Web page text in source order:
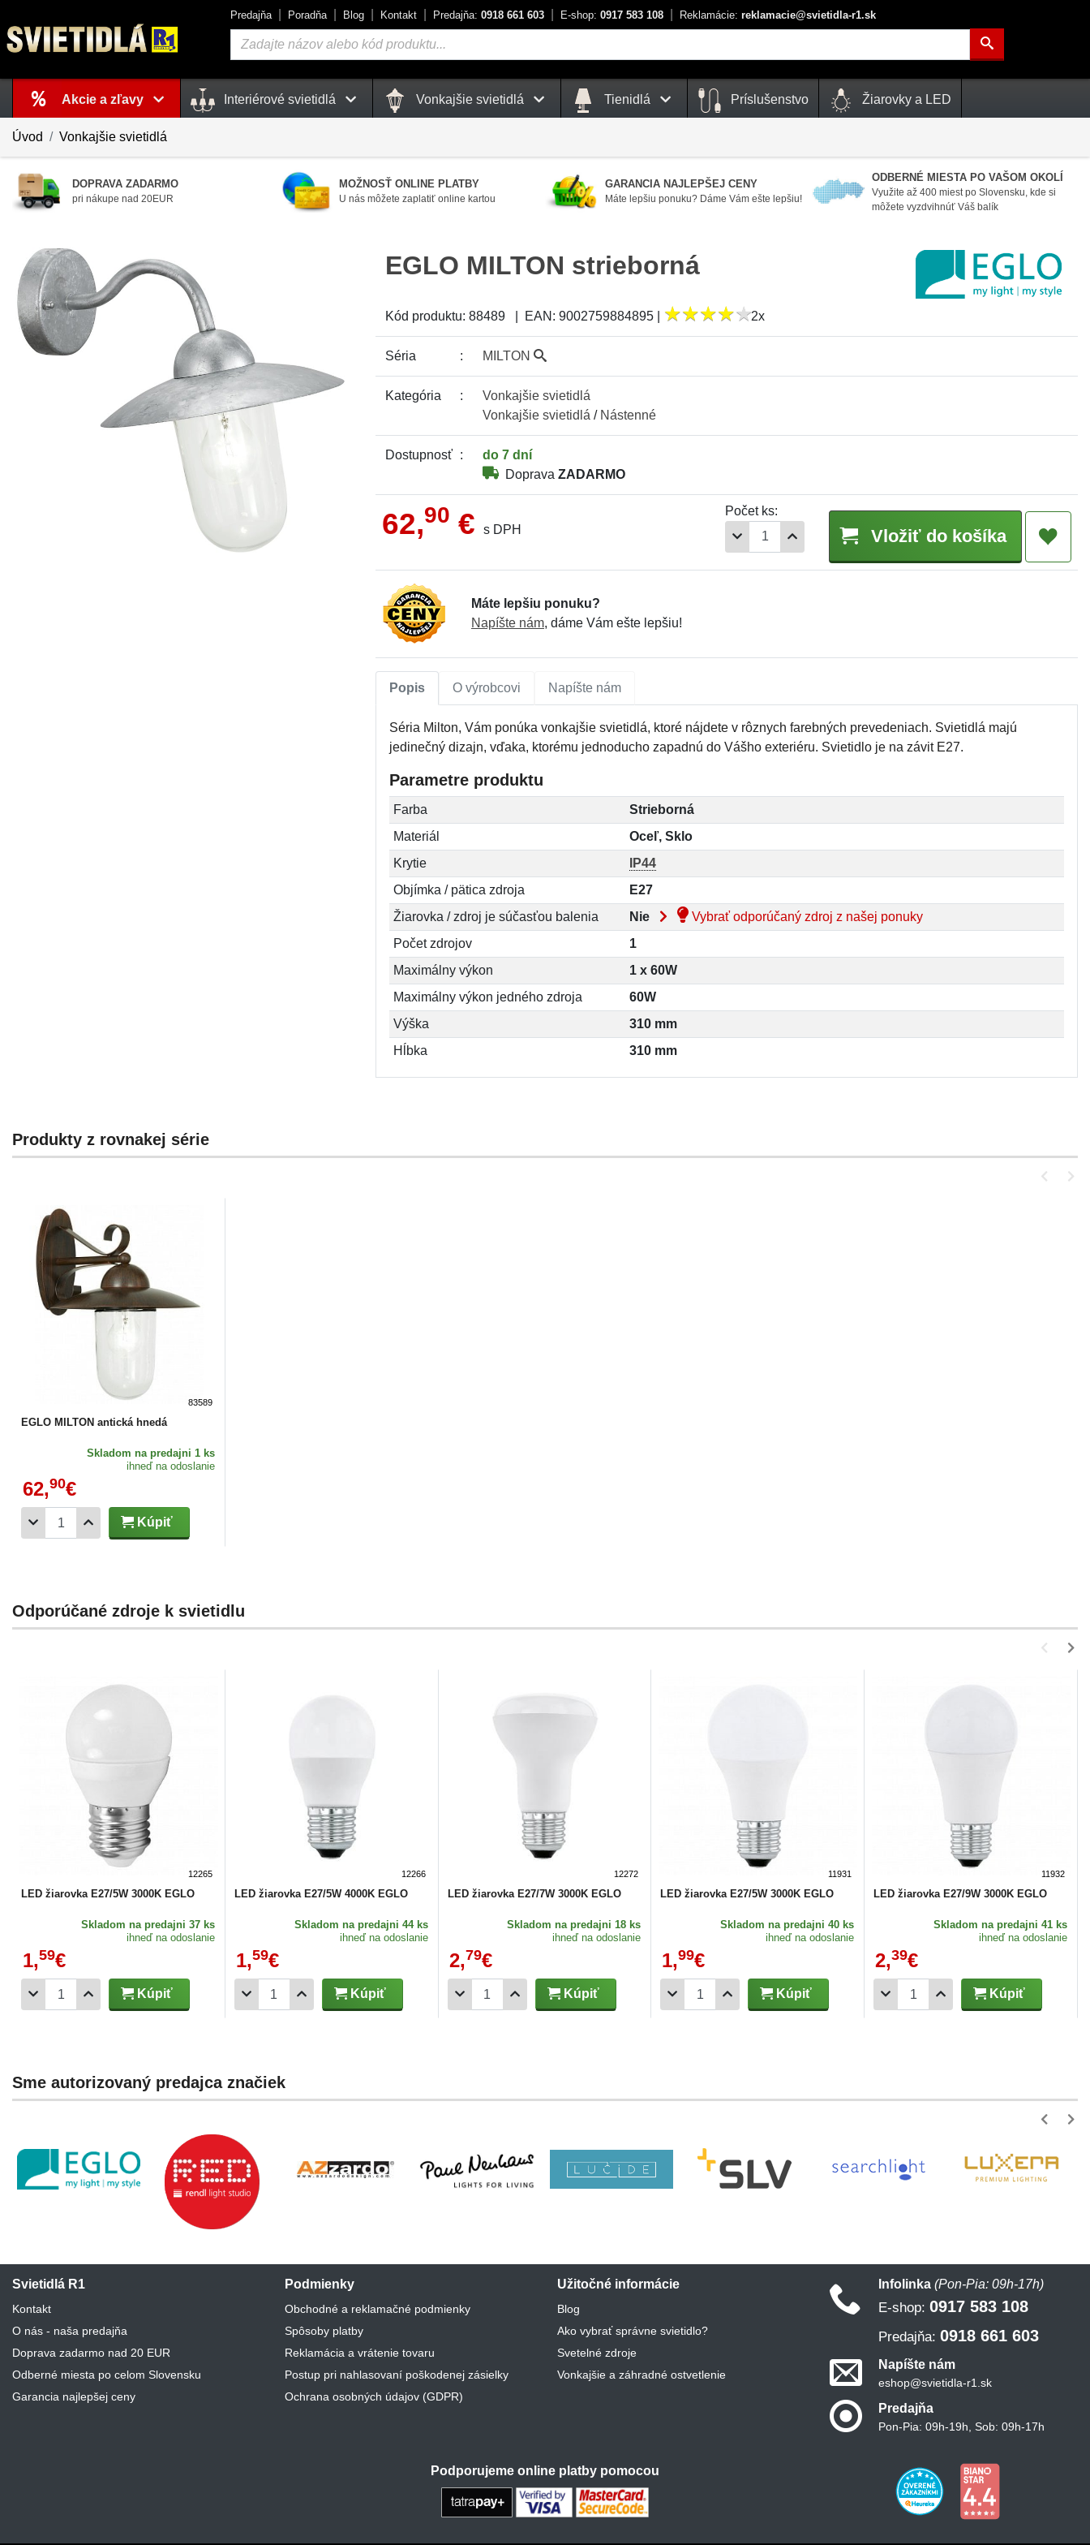
Predajňa Poradňa Blog Kontakt Predajňa: 0918 661 603 E-shop: 0917 583 108 Reklamácie: reklamacie@svietidla-r1.sk
Vyhľadávanie
Košík
je prázdny
Akcie a zľavy Interiérové svietidlá Vonkajšie svietidlá Tienidlá Príslušenstvo Žiarovky a LED
Úvod Vonkajšie svietidlá
DOPRAVA ZADARMO
pri nákupe nad 20EUR
MOŽNOSŤ ONLINE PLATBY
U nás môžete zaplatiť online kartou
GARANCIA NAJLEPŠEJ CENY
Máte lepšiu ponuku? Dáme Vám ešte lepšiu!
ODBERNÉ MIESTA PO VAŠOM OKOLÍ
Využite až 400 miest po Slovensku, kde si
môžete vyzdvihnúť Váš balík
EGLO MILTON strieborná
Kód produktu: 88489 EAN: 9002759884895 ★★★★★
★★★★★2x
Séria MILTON
Kategória Vonkajšie svietidlá
Vonkajšie svietidlá / Nástenné
Dostupnosť
do 7 dní
Doprava ZADARMO
62,90 € s DPH
Počet ks:
Vložiť do košíka
Máte lepšiu ponuku?
Napíšte nám, dáme Vám ešte lepšiu!
Popis O výrobcovi Napíšte nám
Séria Milton, Vám ponúka vonkajšie svietidlá, ktoré nájdete v rôznych farebných prevedeniach. Svietidlá majú
jedinečný dizajn, vďaka, ktorému jednoducho zapadnú do Vášho exteriéru. Svietidlo je na závit E27.
Parametre produktu
Farba
Strieborná
Materiál
Oceľ, Sklo
Krytie
IP44
Objímka / pätica zdroja
E27
Žiarovka / zdroj je súčasťou balenia
Nie
Vybrať odporúčaný zdroj z našej ponuky
Počet zdrojov
1
Maximálny výkon
1 x 60W
Maximálny výkon jedného zdroja
60W
Výška
310 mm
Hĺbka
310 mm
Produkty z rovnakej série
83589
EGLO MILTON antická hnedá
Skladom na predajni 1 ks
ihneď na odoslanie
62,90€
Kúpiť
Odporúčané zdroje k svietidlu
12265
LED žiarovka E27/5W 3000K EGLO
Skladom na predajni 37 ks
ihneď na odoslanie
1,59€
Kúpiť
12266
LED žiarovka E27/5W 4000K EGLO
Skladom na predajni 44 ks
ihneď na odoslanie
1,59€
Kúpiť
12272
LED žiarovka E27/7W 3000K EGLO
Skladom na predajni 18 ks
ihneď na odoslanie
2,79€
Kúpiť
11931
LED žiarovka E27/5W 3000K EGLO
Skladom na predajni 40 ks
ihneď na odoslanie
1,99€
Kúpiť
11932
LED žiarovka E27/9W 3000K EGLO
Skladom na predajni 41 ks
ihneď na odoslanie
2,39€
Kúpiť
Sme autorizovaný predajca značiek
Svietidlá R1
Kontakt
O nás - naša predajňa
Doprava zadarmo nad 20 EUR
Odberné miesta po celom Slovensku
Garancia najlepšej ceny
Podmienky
Obchodné a reklamačné podmienky
Spôsoby platby
Reklamácia a vrátenie tovaru
Postup pri nahlasovaní poškodenej zásielky
Ochrana osobných údajov (GDPR)
Užitočné informácie
Blog
Ako vybrať správne svietidlo?
Svetelné zdroje
Vonkajšie a záhradné ostvetlenie
Infolinka (Pon-Pia: 09h-17h)
E-shop: 0917 583 108
Predajňa: 0918 661 603
Napíšte nám
eshop@svietidla-r1.sk
Predajňa
Pon-Pia: 09h-19h, Sob: 09h-17h
Podporujeme online platby pomocou